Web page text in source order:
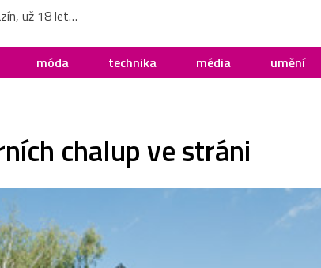
už 18 let…
móda technika média umění
chalup ve stráni